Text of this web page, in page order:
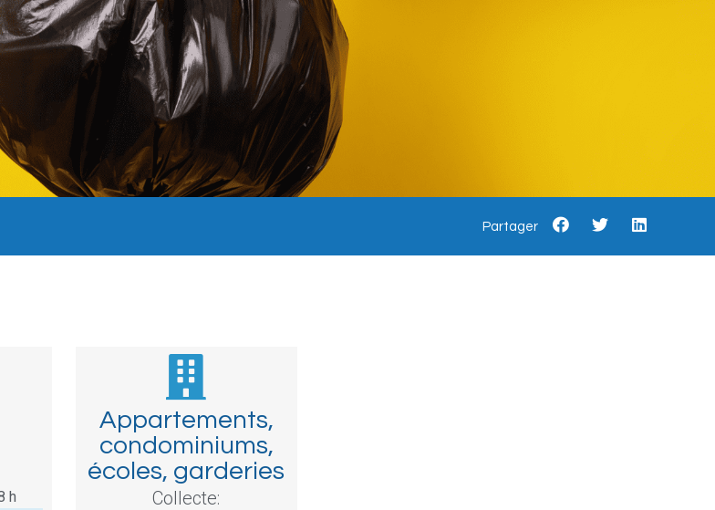
Partager
h
Appartements,
condominiums,
écoles, garderies
Collecte: